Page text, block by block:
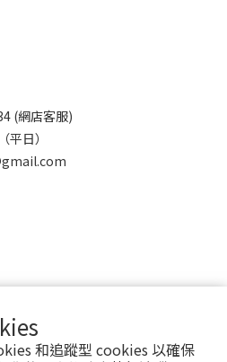
和追蹤型 cookies 以確保
(網店客服)
日）